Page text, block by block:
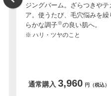
ジングバーム。ざらつきや
ア。使うたび、毛穴悩みを
らかな調子※の良い肌へ。
※ ハリ・ツヤのこと
通常購入 3,960 円（税込）